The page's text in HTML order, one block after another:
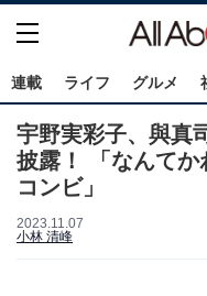
連載 ライフ グルメ
宇野実彩子、與真
披露！ 「なんて
コンビ」
2023.11.07
小林 清峰